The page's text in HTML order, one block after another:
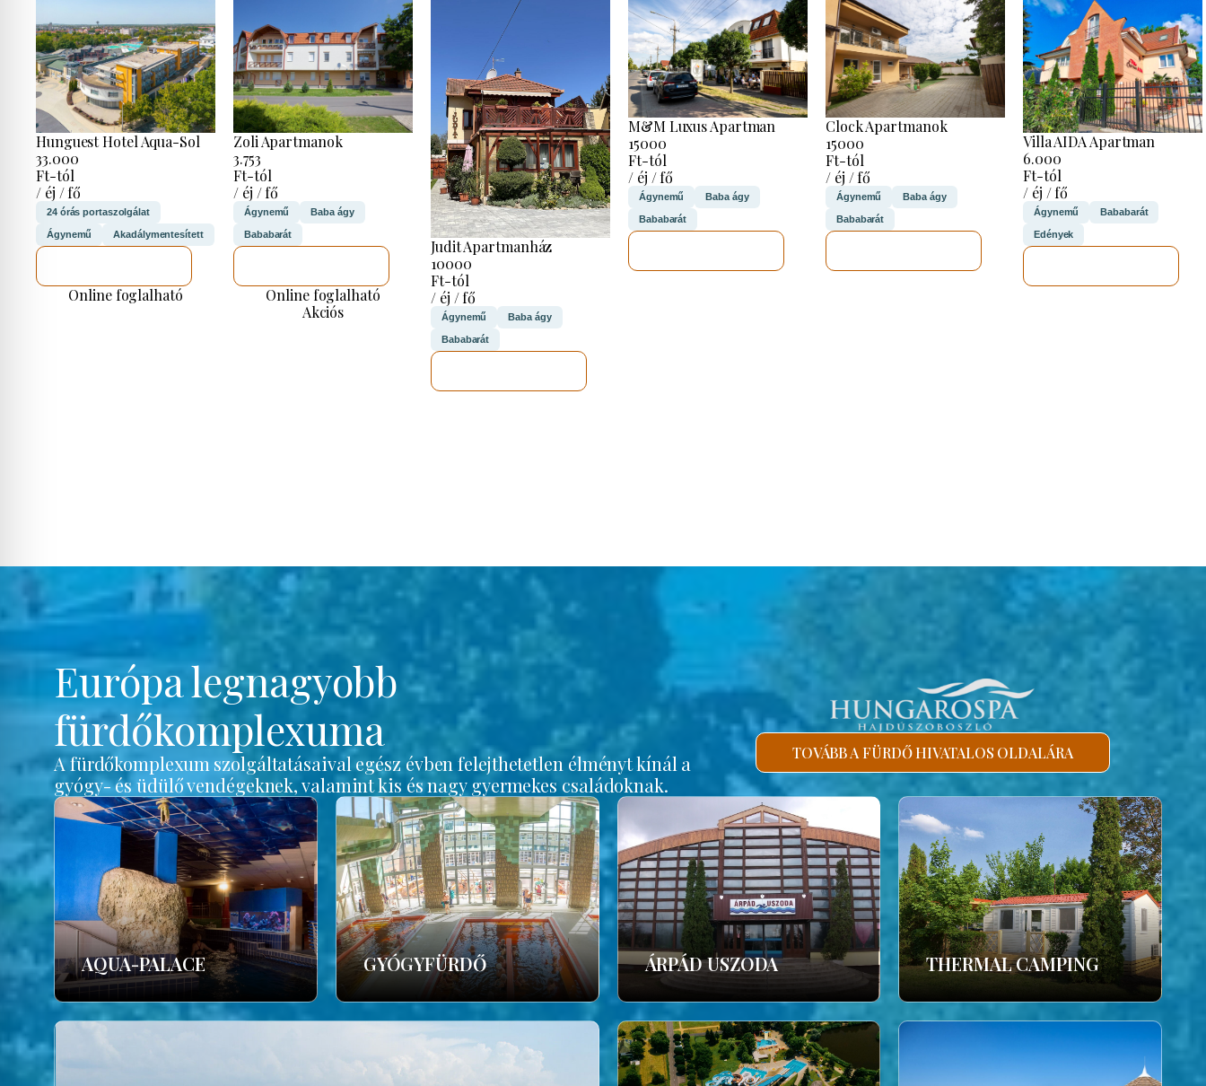
Hunguest Hotel Aqua-Sol
33.000
Ft-tól
/ éj / fő
24 órás portaszolgálat
Ágynemű Akadálymentesített
Online foglalható
Zoli Apartmanok
3.753
Ft-tól
/ éj / fő
Ágynemű Baba ágy
Bababarát
Online foglalható
Akciós
Judit Apartmanház
10000
Ft-tól
/ éj / fő
Ágynemű Baba ágy
Bababarát
M&M Luxus Apartman
15000
Ft-tól
/ éj / fő
Ágynemű Baba ágy
Bababarát
Clock Apartmanok
15000
Ft-tól
/ éj / fő
Ágynemű Baba ágy
Bababarát
Villa AIDA Apartman
6.000
Ft-tól
/ éj / fő
Ágynemű Bababarát
Edények
Európa legnagyobb
fürdőkomplexuma
A fürdőkomplexum szolgáltatásaival egész évben felejthetetlen élményt kínál a
gyógy- és üdülő vendégeknek, valamint kis és nagy gyermekes családoknak.
TOVÁBB A FÜRDŐ HIVATALOS OLDALÁRA
AQUA-PALACE GYÓGYFÜRDŐ ÁRPÁD USZODA THERMAL CAMPING